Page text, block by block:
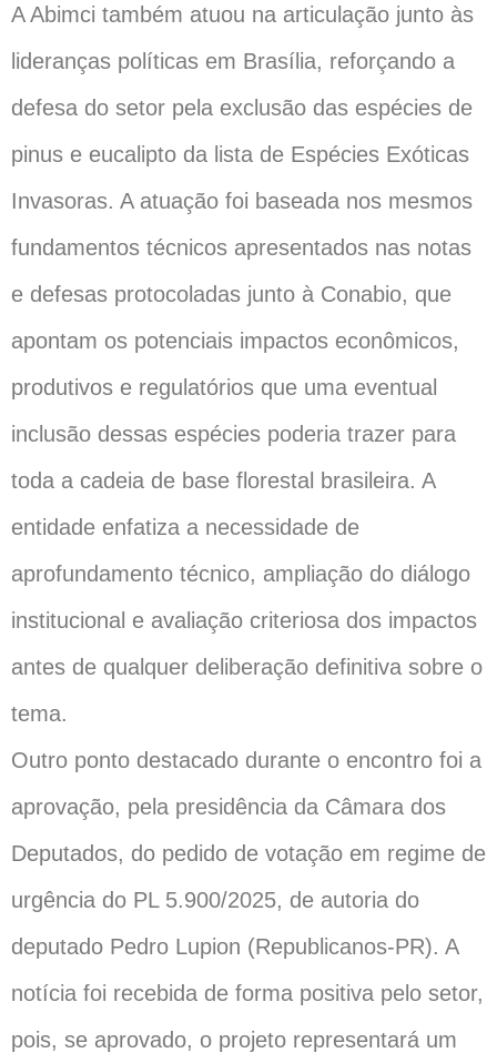
A Abimci também atuou na articulação junto às
lideranças políticas em Brasília, reforçando a
defesa do setor pela exclusão das espécies de
pinus e eucalipto da lista de Espécies Exóticas
Invasoras. A atuação foi baseada nos mesmos
fundamentos técnicos apresentados nas notas
e defesas protocoladas junto à Conabio, que
apontam os potenciais impactos econômicos,
produtivos e regulatórios que uma eventual
inclusão dessas espécies poderia trazer para
toda a cadeia de base florestal brasileira. A
entidade enfatiza a necessidade de
aprofundamento técnico, ampliação do diálogo
institucional e avaliação criteriosa dos impactos
antes de qualquer deliberação definitiva sobre o
tema.
Outro ponto destacado durante o encontro foi a
aprovação, pela presidência da Câmara dos
Deputados, do pedido de votação em regime de
urgência do PL 5.900/2025, de autoria do
deputado Pedro Lupion (Republicanos-PR). A
notícia foi recebida de forma positiva pelo setor,
pois, se aprovado, o projeto representará um